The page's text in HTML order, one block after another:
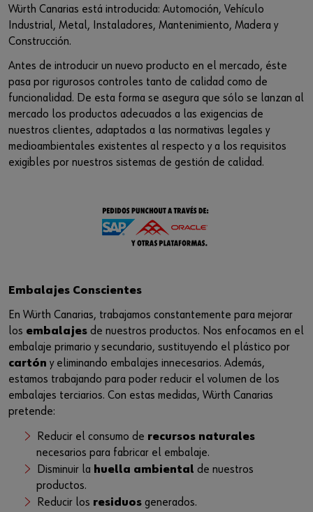
Würth Canarias está introducida: Automoción, Vehículo
Industrial, Metal, Instaladores, Mantenimiento, Madera y
Construcción.
Antes de introducir un nuevo producto en el mercado, éste
pasa por rigurosos controles tanto de calidad como de
funcionalidad. De esta forma se asegura que sólo se lanzan al
mercado los productos adecuados a las exigencias de
nuestros clientes, adaptados a las normativas legales y
medioambientales existentes al respecto y a los requisitos
exigibles por nuestros sistemas de gestión de calidad.
Embalajes Conscientes
En Würth Canarias, trabajamos constantemente para mejorar
los embalajes de nuestros productos. Nos enfocamos en el
embalaje primario y secundario, sustituyendo el plástico por
cartón y eliminando embalajes innecesarios. Además,
estamos trabajando para poder reducir el volumen de los
embalajes terciarios. Con estas medidas, Würth Canarias
pretende:
Reducir el consumo de recursos naturales
necesarios para fabricar el embalaje.
Disminuir la huella ambiental de nuestros
productos.
Reducir los residuos generados.